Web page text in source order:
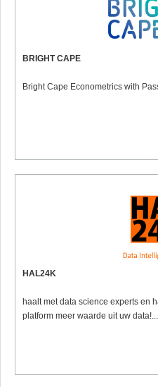
BRIGHT CAPE
Bright Cape Econometrics with
HAL24K
haalt met data science experts en
platform meer waarde uit uw data!...